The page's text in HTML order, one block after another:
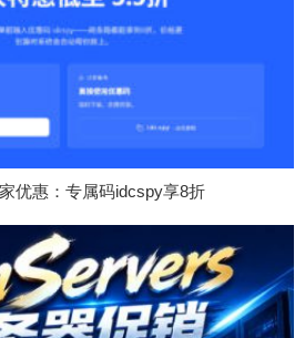
优惠：专属码idcspy享8折